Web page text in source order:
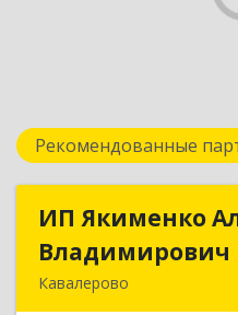
Рекомендованные
ИП Якименко
Владимирович
Кавалерово
ИП